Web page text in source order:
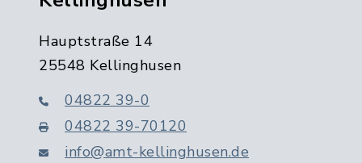
Hauptstraße 14
25548 Kellinghusen
04822 39-0
04822 39-70120
info@amt-kellinghusen.de